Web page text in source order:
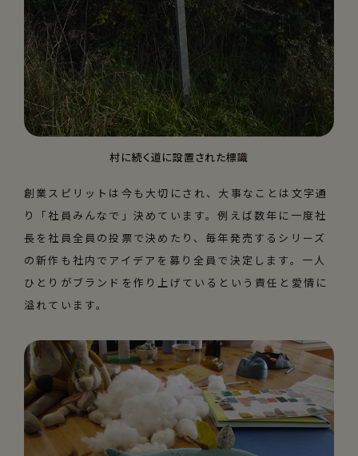
村に続く道に設置された標識
創業スピリットは今も大切にされ、大事なことは文字通
り「社員みんなで」決めています。例えば数年に一度社
長を社員全員の投票で決めたり、毎年発売するシリーズ
の新作も社内でアイデアを募り全員で決定します。一人
ひとりがブランドを作り上げているという責任と愛情に
溢れています。